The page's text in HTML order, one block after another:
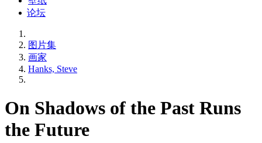
论坛
图片集
画家
Hanks, Steve
On Shadows of the Past Runs
the Future